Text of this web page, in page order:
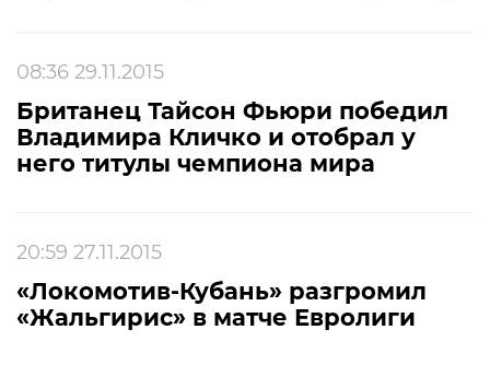
08:36 29.11.2015
Британец Тайсон Фьюри победил
Владимира Кличко и отобрал у
него титулы чемпиона мира
20:59 27.11.2015
«Локомотив-Кубань» разгромил
«Жальгирис» в матче Евролиги